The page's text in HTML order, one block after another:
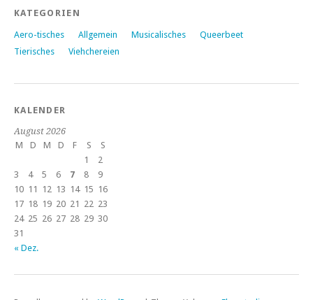
KATEGORIEN
Aero-tisches Allgemein Musicalisches
Queerbeet
Tierisches
Viehchereien
KALENDER
August 2026
M
D M D F S
S
1
2
3
4 5 6 7 8
9
10 11 12 13 14 15 16
17 18 19 20 21 22 23
24 25 26 27 28 29 30
31
« Dez.